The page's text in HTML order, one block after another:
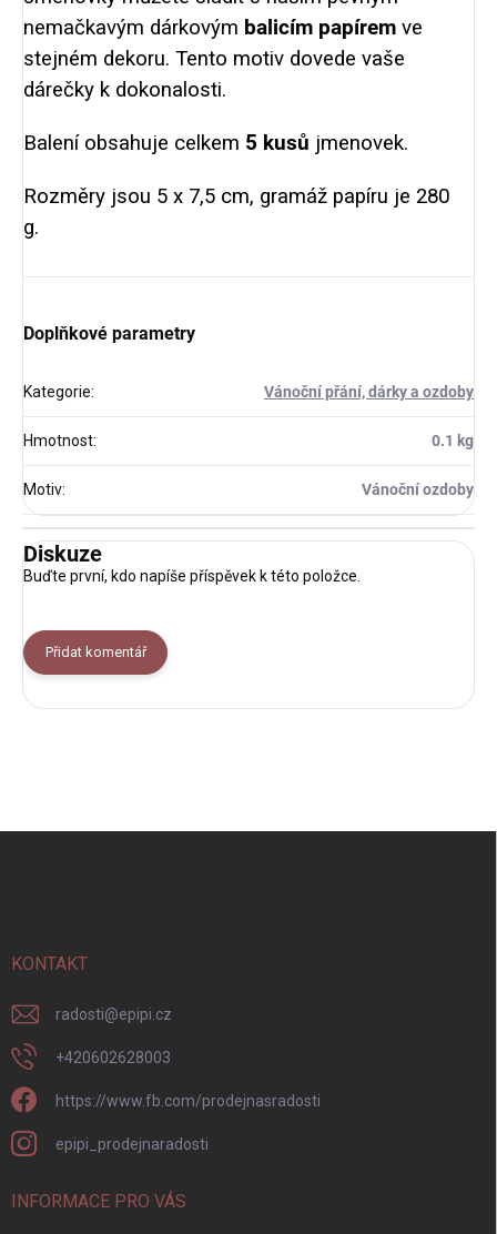
nemačkavým dárkovým balicím papírem ve
stejném dekoru. Tento motiv dovede vaše
dárečky k dokonalosti.
Balení obsahuje celkem 5 kusů jmenovek.
Rozměry jsou 5 x 7,5 cm, gramáž papíru je 280
g.
Doplňkové parametry
Kategorie: Vánoční přání, dárky a ozdoby
Hmotnost: 0.1 kg
Motiv: Vánoční ozdoby
Diskuze
Buďte první, kdo napíše příspěvek k této položce.
Přidat komentář
KONTAKT
radosti@epipi.cz
+420602628003
https://www.fb.com/prodejnasradosti
epipi_prodejnaradosti
INFORMACE PRO VÁS